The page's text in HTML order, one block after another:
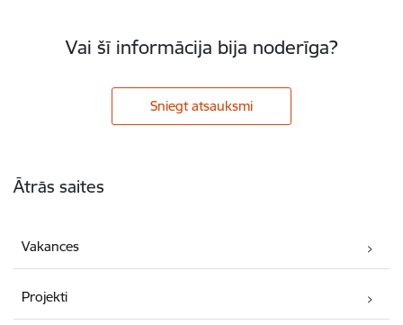
Vai šī informācija bija noderīga?
Sniegt atsauksmi
Ātrās saites
Vakances
Projekti